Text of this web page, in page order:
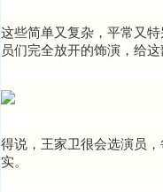
这些简单又复杂，平常又
员们完全放开的饰演，给
得说，王家卫很会选演员
实。